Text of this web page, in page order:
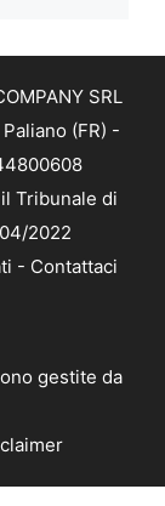
SRL
(FR) -
Tribunale di
2022
- Contattaci
gestite da